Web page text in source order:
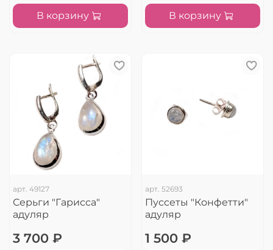
В корзину В корзину
арт. 49127
Серьги "Гарисса"
адуляр
3 700 ₽
арт. 52693
Пуссеты "Конфетти"
адуляр
1 500 ₽